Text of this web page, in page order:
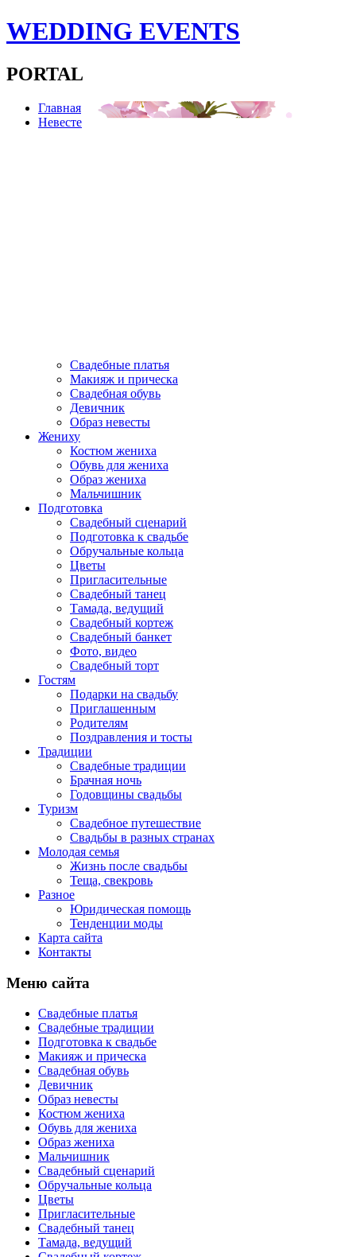
WEDDING EVENTS
PORTAL
Главная
Невесте
Свадебные платья
Макияж и прическа
Свадебная обувь
Девичник
Образ невесты
Жениху
Костюм жениха
Обувь для жениха
Образ жениха
Мальчишник
Подготовка
Свадебный сценарий
Подготовка к свадьбе
Обручальные кольца
Цветы
Пригласительные
Свадебный танец
Тамада, ведущий
Свадебный кортеж
Свадебный банкет
Фото, видео
Свадебный торт
Гостям
Подарки на свадьбу
Приглашенным
Родителям
Поздравления и тосты
Традиции
Свадебные традиции
Брачная ночь
Годовщины свадьбы
Туризм
Свадебное путешествие
Свадьбы в разных странах
Молодая семья
Жизнь после свадьбы
Теща, свекровь
Разное
Юридическая помощь
Тенденции моды
Карта сайта
Контакты
Меню сайта
Свадебные платья
Свадебные традиции
Подготовка к свадьбе
Макияж и прическа
Свадебная обувь
Девичник
Образ невесты
Костюм жениха
Обувь для жениха
Образ жениха
Мальчишник
Свадебный сценарий
Обручальные кольца
Цветы
Пригласительные
Свадебный танец
Тамада, ведущий